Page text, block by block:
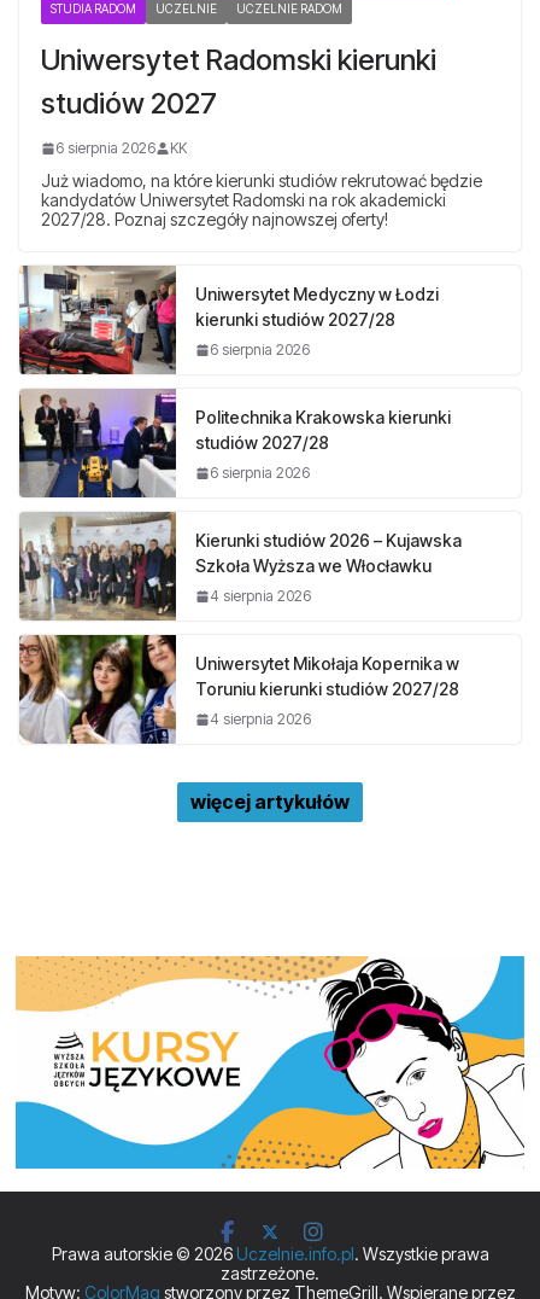
STUDIA RADOM UCZELNIE UCZELNIE RADOM
Uniwersytet Radomski kierunki
studiów 2027
6 sierpnia 2026 KK
Już wiadomo, na które kierunki studiów rekrutować będzie
kandydatów Uniwersytet Radomski na rok akademicki
2027/28. Poznaj szczegóły najnowszej oferty!
Uniwersytet Medyczny w Łodzi
kierunki studiów 2027/28
6 sierpnia 2026
Politechnika Krakowska kierunki
studiów 2027/28
6 sierpnia 2026
Kierunki studiów 2026 – Kujawska
Szkoła Wyższa we Włocławku
4 sierpnia 2026
Uniwersytet Mikołaja Kopernika w
Toruniu kierunki studiów 2027/28
4 sierpnia 2026
więcej artykułów
Prawa autorskie © 2026 Uczelnie.info.pl. Wszystkie prawa
zastrzeżone.
Motyw: ColorMag stworzony przez ThemeGrill. Wspierane przez